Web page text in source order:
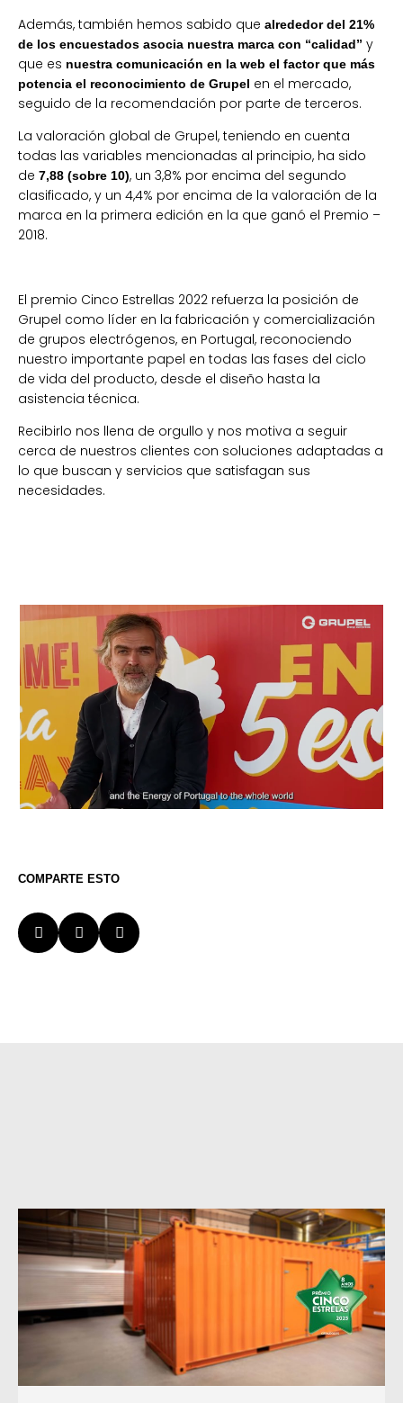
Además, también hemos sabido que alrededor del 21%
de los encuestados asocia nuestra marca con “calidad” y
que es nuestra comunicación en la web el factor que más
potencia el reconocimiento de Grupel en el mercado,
seguido de la recomendación por parte de terceros.
La valoración global de Grupel, teniendo en cuenta
todas las variables mencionadas al principio, ha sido
de 7,88 (sobre 10), un 3,8% por encima del segundo
clasificado, y un 4,4% por encima de la valoración de la
marca en la primera edición en la que ganó el Premio –
2018.
El premio Cinco Estrellas 2022 refuerza la posición de
Grupel como líder en la fabricación y comercialización
de grupos electrógenos, en Portugal, reconociendo
nuestro importante papel en todas las fases del ciclo
de vida del producto, desde el diseño hasta la
asistencia técnica.
Recibirlo nos llena de orgullo y nos motiva a seguir
cerca de nuestros clientes con soluciones adaptadas a
lo que buscan y servicios que satisfagan sus
necesidades.
COMPARTE ESTO